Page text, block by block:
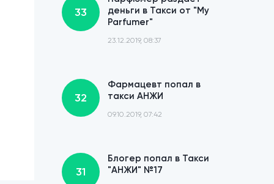
33
деньги в Такси от "My
Parfumer"
23.12.2019, 08:37
32
Фармацевт попал в
такси АНЖИ
09.10.2019, 07:42
31
Блогер попал в Такси
"АНЖИ" №17